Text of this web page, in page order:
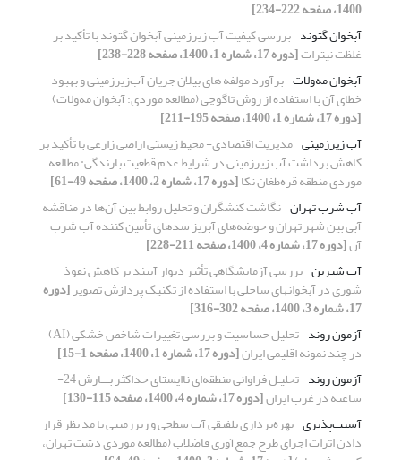
1400، صفحه 222-234]
آبخوان گتوند بررسی کیفیت آب زیرزمینی آبخوان گتوند با تأکید بر
غلظت نیترات[دوره 17، شماره 1، 1400، صفحه 228-238]
آبخوان مه‌ولات برآورد مولفه های بیلان جریان آب‌زیرزمینی و بهبود
خطای آن با استفاده از روش تاگوچی (مطالعه موردی: آبخوان مه‌ولات)
[دوره 17، شماره 1، 1400، صفحه 195-211]
آب زیرزمینی مدیریت اقتصادی- محیط زیستی اراضی زارعی با تأکید بر
کاهش برداشت آب زیرزمینی در شرایط عدم قطعیت بارندگی: مطالعه
موردی منطقه قره‌طغان نکا[دوره 17، شماره 2، 1400، صفحه 49-61]
آب شرب تهران نگاشت کنشگران و تحلیل روابط بین آن‌ها در مناقشه
آبی بین شهر تهران و حوضه‌های آبریز سدهای تأمین کننده آب شرب
آن[دوره 17، شماره 4، 1400، صفحه 211-228]
آب شیرین بررسی آزمایشگاهی تأثیر دیوار آب‏‏بند بر کاهش نفوذ
شوری در آبخوان‏های ساحلی با استفاده از تکنیک پردازش تصویر[دوره
17، شماره 3، 1400، صفحه 302-316]
آزمون روند
تحلیل حساسیت و بررسی تغییرات شاخص خشکی (AI)
در چند نمونه اقلیمی ایران[دوره 17، شماره 1، 1400، صفحه 1-15]
آزمون روند
تحلیـل فراوانی منطقه‌ای ناایستای حداکثر بـــارش 24-
ساعته در غرب ایران[دوره 17، شماره 4، 1400، صفحه 115-130]
آﺳﯿﺐﭘﺬﯾﺮی ﺑﻬﺮهﺑﺮداری ﺗﻠﻔﯿﻘﯽ آب سطحی و زیرزمینی ﺑﺎ ﻣﺪ ﻧﻈﺮ ﻗﺮار
دادن اﺛﺮات اﺟﺮای ﻃﺮح ﺟﻤﻊآوری ﻓﺎﺿﻼب (ﻣﻄﺎﻟﻌﻪ ﻣﻮردی دﺷﺖ تهران،